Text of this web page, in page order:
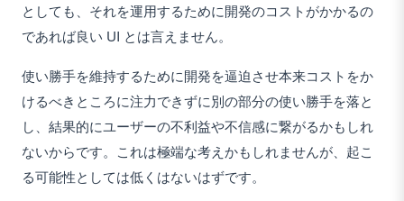
としても、それを運用するために開発のコストがかかるの
であれば良い UI とは言えません。
使い勝手を維持するために開発を逼迫させ本来コストをか
けるべきところに注力できずに別の部分の使い勝手を落と
し、結果的にユーザーの不利益や不信感に繋がるかもしれ
ないからです。これは極端な考えかもしれませんが、起こ
る可能性としては低くはないはずです。